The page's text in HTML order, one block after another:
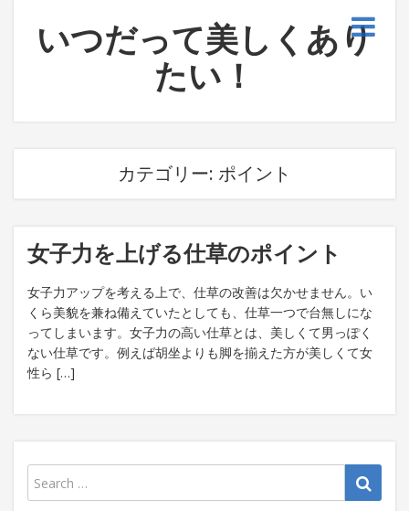
いつだって美しくあり
たい！
カテゴリー: ポイント
女子力を上げる仕草のポイント
女子力アップを考える上で、仕草の改善は欠かせません。い
くら美貌を兼ね備えていたとしても、仕草一つで台無しにな
ってしまいます。女子力の高い仕草とは、美しくて男っぽく
ない仕草です。例えば胡坐よりも脚を揃えた方が美しくて女
性ら […]